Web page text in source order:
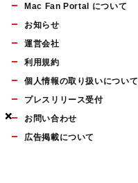
×
×
×
Mac Fan Portal について
お知らせ
運営会社
利用規約
個人情報の取り扱いについて
プレスリリース受付
お問い合わせ
広告掲載について